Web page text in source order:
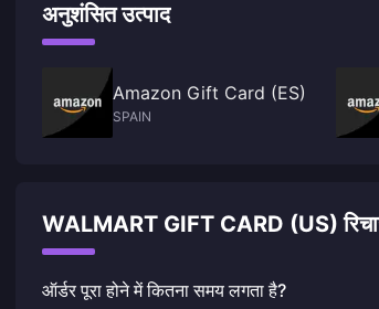
अनुशंसित उत्पाद
Amazon Gift Card (ES)
SPAIN
WALMART GIFT CARD (US)
ऑर्डर पूरा होने में कितना समय लगता है?